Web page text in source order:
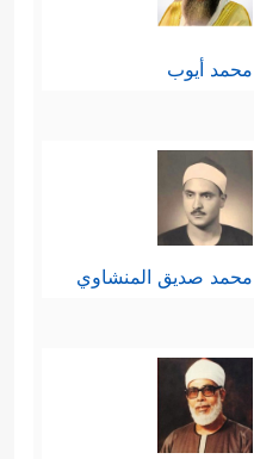
محمد أيوب
محمد صديق المنشاوي